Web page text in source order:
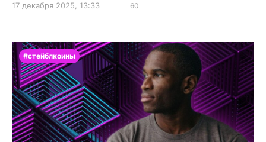
17 декабря 2025, 13:33 60
#стейблкоины